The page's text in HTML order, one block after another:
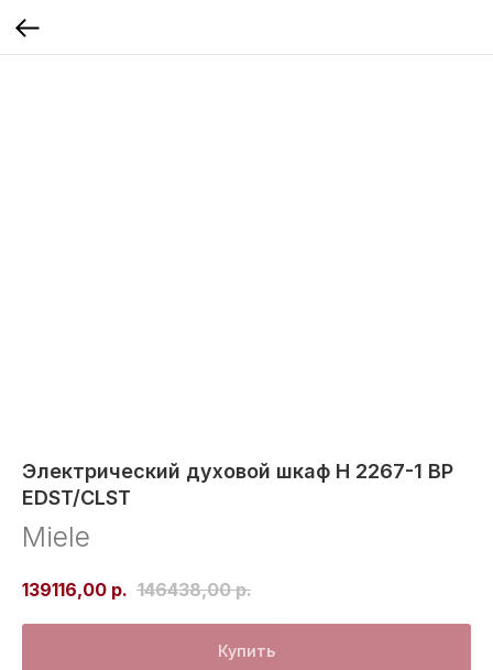
Электрический духовой шкаф H 2267-1 BP
EDST/CLST
Miele
139116,00 р. 146438,00 р.
Купить